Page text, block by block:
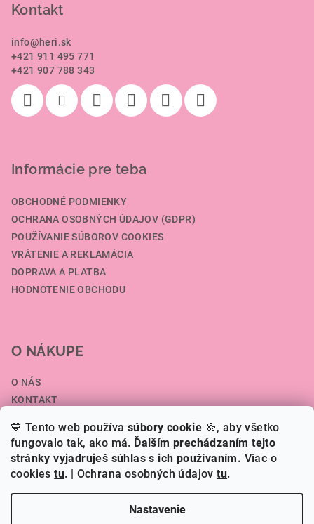
💙 Tento web používa súbory cookie 🍪, aby všetko
fungovalo tak, ako má. Ďalším prechádzaním tejto
stránky vyjadruješ súhlas s ich používaním. Viac o
cookiestu. | Ochrana osobných údajovtu.
Nastavenie
Kontakt
info@heri.sk
+421 911 495 771
+421 907 788 343
Informácie pre teba
OBCHODNÉ PODMIENKY
OCHRANA OSOBNÝCH ÚDAJOV (GDPR)
POUŽÍVANIE SÚBOROV COOKIES
VRÁTENIE A REKLAMÁCIA
DOPRAVA A PLATBA
HODNOTENIE OBCHODU
O NÁKUPE
O NÁS
KONTAKT
ČLÁNKY
HERI.SK. Všetky práva vyhradené.